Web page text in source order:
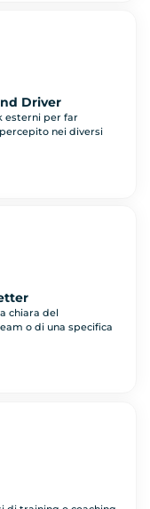
Driver
esterni per far
nei diversi
chiara del
o di una specifica